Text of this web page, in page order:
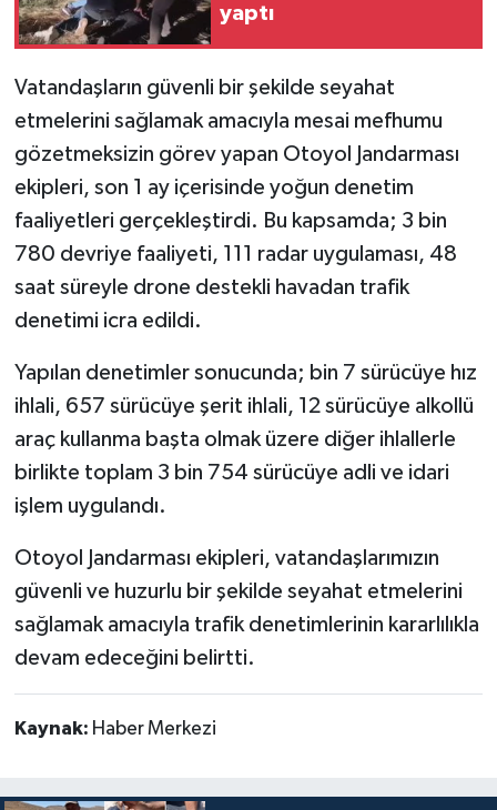
yaptı
Vatandaşların güvenli bir şekilde seyahat
etmelerini sağlamak amacıyla mesai mefhumu
gözetmeksizin görev yapan Otoyol Jandarması
ekipleri, son 1 ay içerisinde yoğun denetim
faaliyetleri gerçekleştirdi. Bu kapsamda; 3 bin
780 devriye faaliyeti, 111 radar uygulaması, 48
saat süreyle drone destekli havadan trafik
denetimi icra edildi.
Yapılan denetimler sonucunda; bin 7 sürücüye hız
ihlali, 657 sürücüye şerit ihlali, 12 sürücüye alkollü
araç kullanma başta olmak üzere diğer ihlallerle
birlikte toplam 3 bin 754 sürücüye adli ve idari
işlem uygulandı.
Otoyol Jandarması ekipleri, vatandaşlarımızın
güvenli ve huzurlu bir şekilde seyahat etmelerini
sağlamak amacıyla trafik denetimlerinin kararlılıkla
devam edeceğini belirtti.
Kaynak: Haber Merkezi